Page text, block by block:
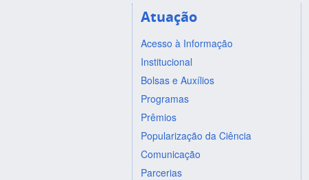
Atuação
Acesso à Informação
Institucional
Bolsas e Auxílios
Programas
Prêmios
Popularização da Ciência
Comunicação
Parcerias